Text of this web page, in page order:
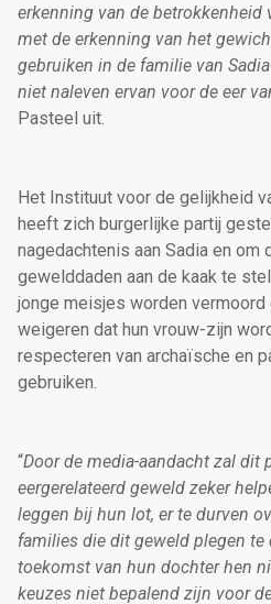
erkenning van de betrokkenheid
met de erkenning van het
gebruiken in de familie van
niet naleven ervan voor de eer
Pasteel uit.
Het Instituut voor de gelijkheid
heeft zich burgerlijke partij
nagedachtenis aan Sadia en om
gewelddaden aan de kaak te
jonge meisjes worden
weigeren dat hun vrouw-zijn
respecteren van archaïsche en
gebruiken.
“Door de media-aandacht zal dit
eergerelateerd geweld zeker
leggen bij hun lot, er te durven
families die dit geweld plegen te
toekomst van hun dochter hen
keuzes niet bepalend zijn voor